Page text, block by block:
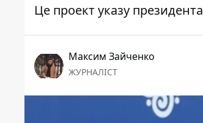
Це проект указу президента
Максим Зайченко
ЖУРНАЛІСТ